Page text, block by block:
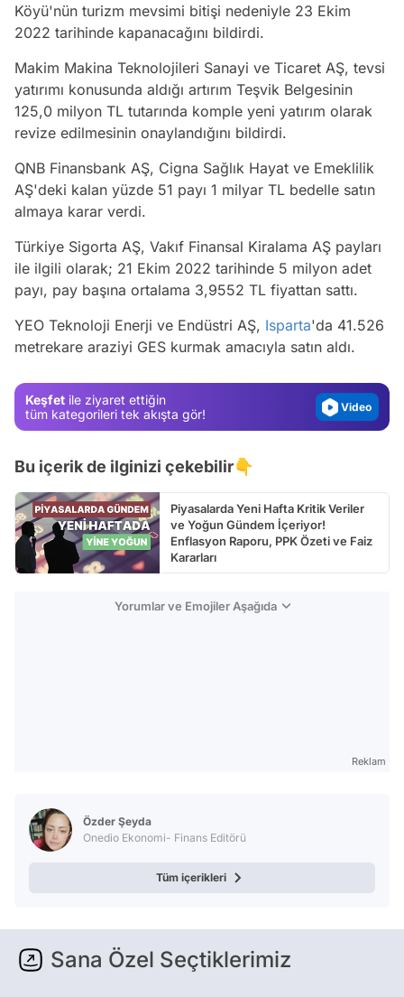
Köyü'nün turizm mevsimi bitişi nedeniyle 23 Ekim
2022 tarihinde kapanacağını bildirdi.
Makim Makina Teknolojileri Sanayi ve Ticaret AŞ, tevsi
yatırımı konusunda aldığı artırım Teşvik Belgesinin
125,0 milyon TL tutarında komple yeni yatırım olarak
revize edilmesinin onaylandığını bildirdi.
QNB Finansbank AŞ, Cigna Sağlık Hayat ve Emeklilik
AŞ'deki kalan yüzde 51 payı 1 milyar TL bedelle satın
almaya karar verdi.
Türkiye Sigorta AŞ, Vakıf Finansal Kiralama AŞ payları
ile ilgili olarak; 21 Ekim 2022 tarihinde 5 milyon adet
payı, pay başına ortalama 3,9552 TL fiyattan sattı.
YEO Teknoloji Enerji ve Endüstri AŞ, Isparta'da 41.526
metrekare araziyi GES kurmak amacıyla satın aldı.
Keşfet ile ziyaret ettiğin
tüm kategorileri tek akışta gör!
Video
Test
Gündem
Video
Bu içerik de ilginizi çekebilir👇
Piyasalarda Yeni Hafta Kritik Veriler
ve Yoğun Gündem İçeriyor!
Enflasyon Raporu, PPK Özeti ve Faiz
Kararları
Yorumlar ve Emojiler Aşağıda
Reklam
Özder Şeyda
Onedio Ekonomi- Finans Editörü
Tüm içerikleri
Sana Özel Seçtiklerimiz